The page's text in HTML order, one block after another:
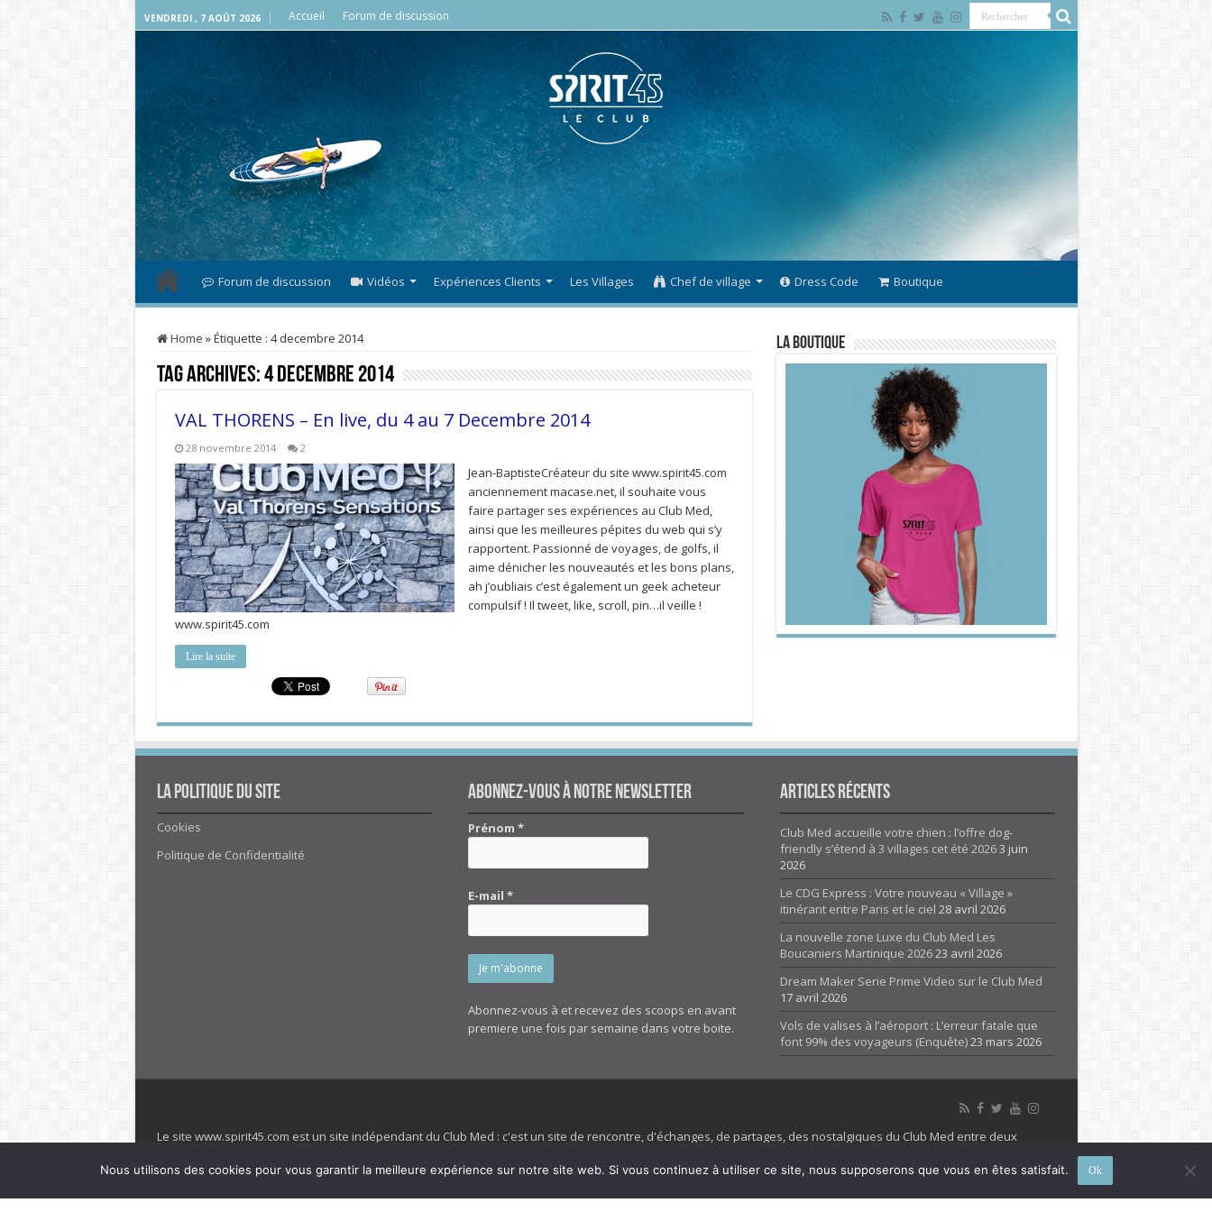
VENDREDI , 7 AOÛT 2026 Accueil Forum de discussion
Forum de discussion Vidéos Expériences Clients Les Villages Chef de village Dress Code Boutique
Home »Étiquette : 4 decembre 2014
Tag Archives:4 decembre 2014
VAL THORENS – En live, du 4 au 7 Decembre 2014
28 novembre 2014 2
Jean-BaptisteCréateur du site www.spirit45.com
anciennement macase.net, il souhaite vous
faire partager ses expériences au Club Med,
ainsi que les meilleures pépites du web qui s’y
rapportent. Passionné de voyages, de golfs, il
aime dénicher les nouveautés et les bons plans,
ah j’oubliais c’est également un geek acheteur
compulsif ! Il tweet, like, scroll, pin…il veille !
www.spirit45.com
Lire la suite
La Boutique
La politique du site
Cookies
Politique de Confidentialité
Abonnez-vous à notre newsletter
Prénom*
E-mail*
Abonnez-vous à et recevez des scoops en avant
premiere une fois par semaine dans votre boite.
Articles Récents
Club Med accueille votre chien : l’offre dog-
friendly s’étend à 3 villages cet été 20263 juin
2026
Le CDG Express : Votre nouveau « Village »
itinérant entre Paris et le ciel 28 avril 2026
La nouvelle zone Luxe du Club Med Les
Boucaniers Martinique 202623 avril 2026
Dream Maker Serie Prime Video sur le Club Med
17 avril 2026
Vols de valises à l’aéroport : L’erreur fatale que
font 99% des voyageurs (Enquête)23 mars 2026
Le site www.spirit45.com est un site indépendant du Club Med : c'est un site de rencontre, d'échanges, de partages, des nostalgiques du Club Med entre deux
villages. Club Med est une marque déposée. Spirit 45 et son forum ne sont pas liés au ClubMed et la marque citée est la propriété de son détenteur respectif. Le site
officiel de la marque est : www.clubmed.fr Les images de fond de page de cette page d'accueil sont la propriétés de la marque Club Med, Tous droits réservés - 2026
Nous utilisons des cookies pour vous garantir la meilleure expérience sur notre site web. Si vous continuez à utiliser ce site, nous supposerons que vous en êtes satisfait. Ok